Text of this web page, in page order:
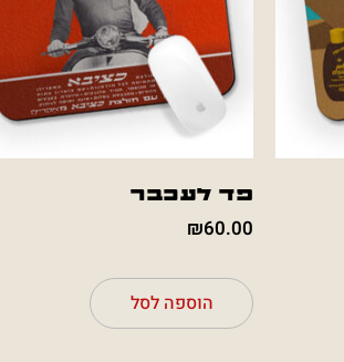
פד לעכבר
₪60.00
הוספה לסל